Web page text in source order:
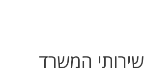
שירותי המשרד